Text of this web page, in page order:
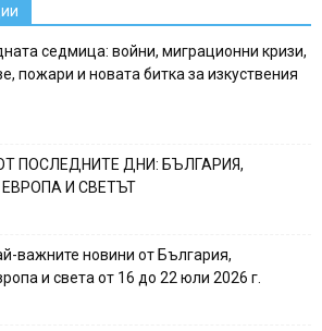
седмица: войни, миграционни кризи,
пожари и новата битка за изкуствения
ПОСЛЕДНИТЕ ДНИ: БЪЛГАРИЯ,
И СВЕТЪТ
важните новини от България,
и света от 16 до 22 юли 2026 г.